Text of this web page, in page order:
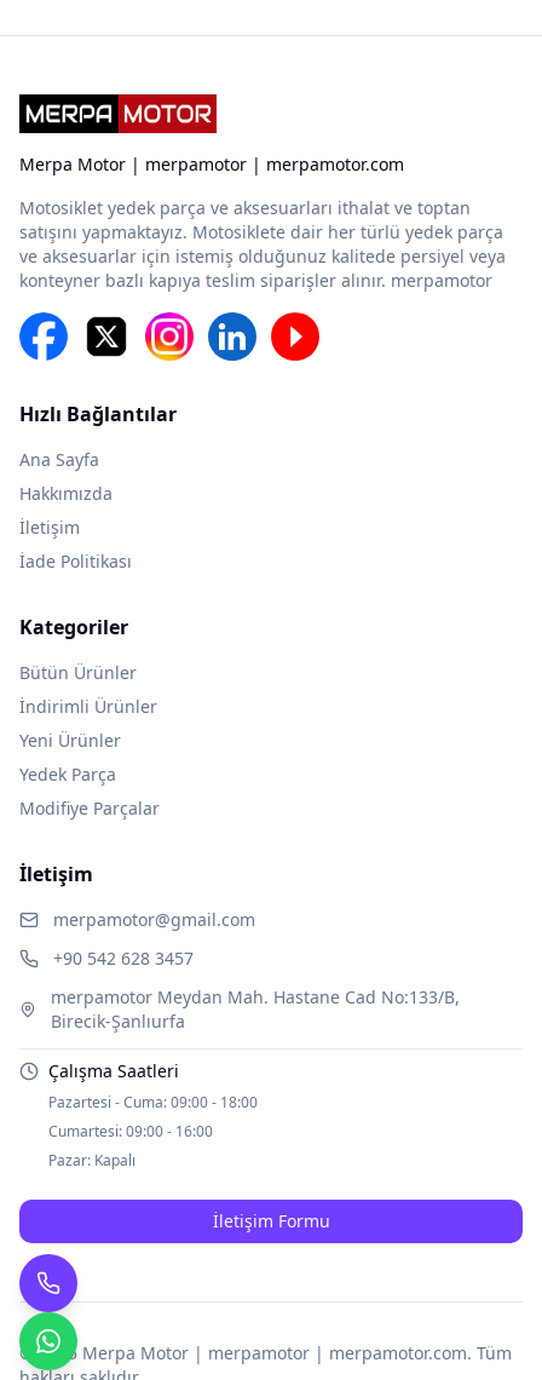
Merpa Motor | merpamotor | merpamotor.com
Motosiklet yedek parça ve aksesuarları ithalat ve toptan
satışını yapmaktayız. Motosiklete dair her türlü yedek parça
ve aksesuarlar için istemiş olduğunuz kalitede persiyel veya
konteyner bazlı kapıya teslim siparişler alınır. merpamotor
Hızlı Bağlantılar
Ana Sayfa
Hakkımızda
İletişim
İade Politikası
Kategoriler
Bütün Ürünler
İndirimli Ürünler
Yeni Ürünler
Yedek Parça
Modifiye Parçalar
İletişim
merpamotor@gmail.com
+90 542 628 3457
merpamotor Meydan Mah. Hastane Cad No:133/B,
Birecik-Şanlıurfa
Çalışma Saatleri
Pazartesi - Cuma:09:00 - 18:00
Cumartesi:09:00 - 16:00
Pazar: Kapalı
İletişim Formu
© 2025 Merpa Motor | merpamotor | merpamotor.com. Tüm